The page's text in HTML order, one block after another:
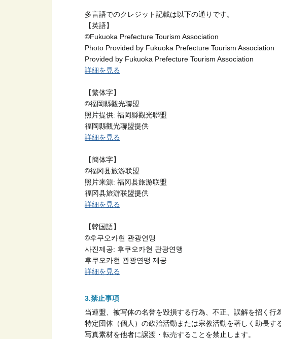
多言語でのクレジット記載は以下の通りです。
【英語】
©Fukuoka Prefecture Tourism Association
Photo Provided by Fukuoka Prefecture Tourism Association
Provided by Fukuoka Prefecture Tourism Association
詳細を見る
【繁体字】
©福岡縣觀光聯盟
照片提供: 福岡縣觀光聯盟
福岡縣觀光聯盟提供
詳細を見る
【簡体字】
©福冈县旅游联盟
照片来源: 福冈县旅游联盟
福冈县旅游联盟提供
詳細を見る
【韓国語】
©후쿠오카현 관광연맹
사진제공: 후쿠오카현 관광연맹
후쿠오카현 관광연맹 제공
詳細を見る
禁止事項
当連盟、被写体の名誉を毀損する行為、不正、誤解を招く行
特定団体（個人）の政治活動または宗教活動を著しく助長す
写真素材を他者に譲渡・転売することを禁止します。